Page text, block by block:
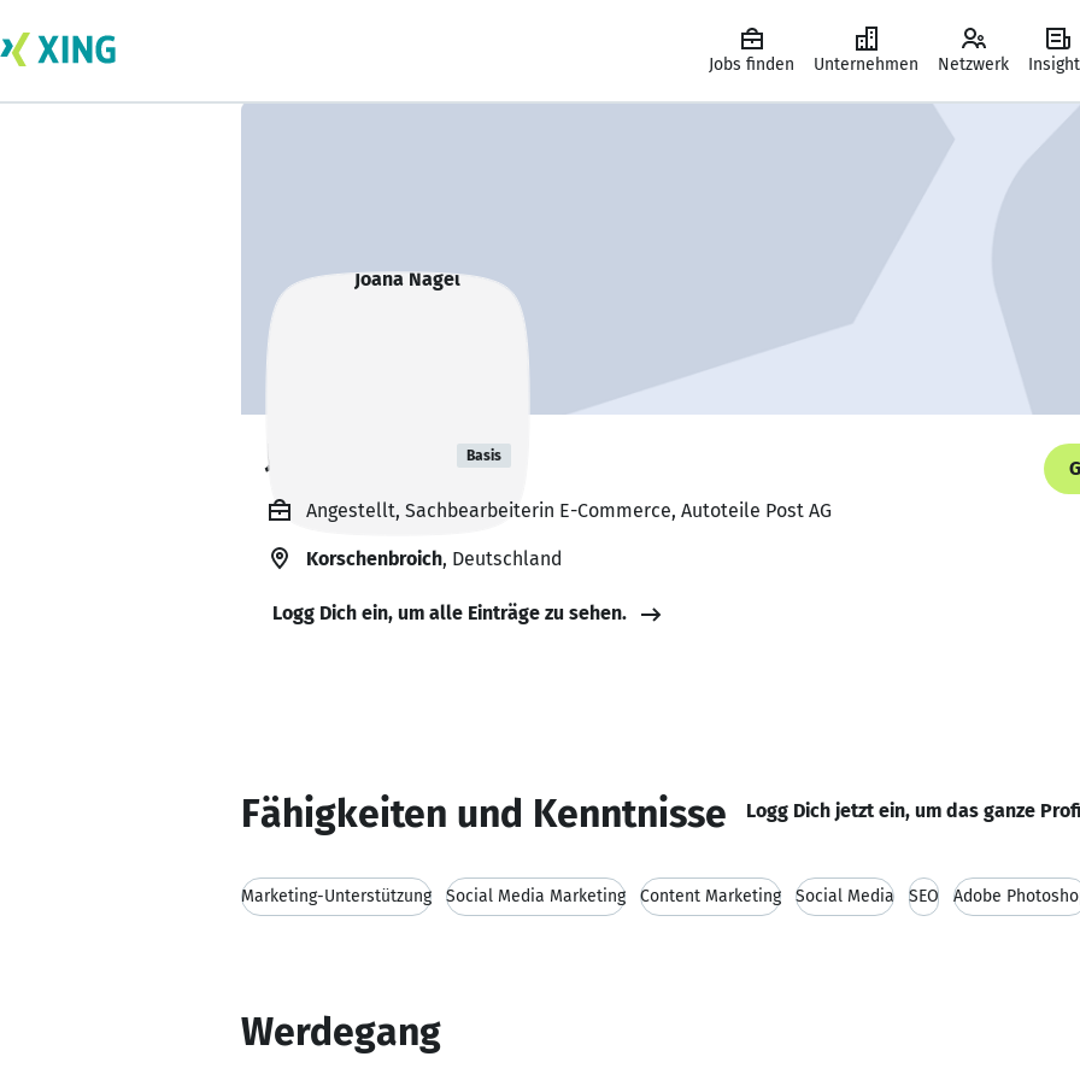
Jobs finden Unternehmen Netzwerk
Joana Nagel Basis
Angestellt, Sachbearbeiterin E-Commerce, Autoteile Post AG
Korschenbroich, Deutschland
Logg Dich ein, um alle Einträge zu sehen.
Fähigkeiten und Kenntnisse Logg Dich jetzt ein, um das ganze
Marketing-Unterstützung Social Media Marketing Content Marketing Social Media SEO Adobe
Werdegang